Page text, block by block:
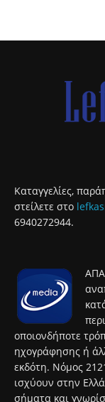
Καταγγελίες,
στείλετε στο
6940272944.
οποιονδήποτε
ηχογράφησης ή
εκδότη. Νόμος
ισχύουν στην
σήματα και